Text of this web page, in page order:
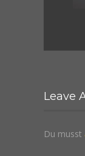
Leave
Du musst